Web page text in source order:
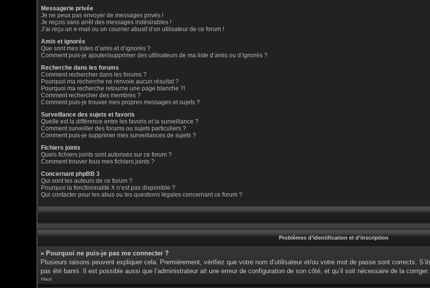
Messagerie privée
Je ne peux pas envoyer de messages privés !
Je reçois sans arrêt des messages indésirables !
J’ai reçu un e-mail ou un courrier abusif d’un utilisateur de ce forum !
Amis et ignorés
Que sont mes listes d’amis et d’ignorés ?
Comment puis-je ajouter/supprimer des utilisateurs de ma liste d’amis ou d’ignorés ?
Recherche dans les forums
Comment rechercher dans les forums ?
Pourquoi ma recherche ne renvoie aucun résultat ?
Pourquoi ma recherche retourne une page blanche ?!
Comment rechercher des membres ?
Comment puis-je trouver mes propres messages et sujets ?
Surveillance des sujets et favoris
Quelle est la différence entre les favoris et la surveillance ?
Comment surveiller des forums ou sujets particuliers ?
Comment puis-je supprimer mes surveillances de sujets ?
Fichiers joints
Quels fichiers joints sont autorisés sur ce forum ?
Comment trouver tous mes fichiers joints ?
Concernant phpBB 3
Qui sont les auteurs de ce forum ?
Pourquoi la fonctionnalité X n’est pas disponible ?
Qui contacter pour les abus ou les questions légales concernant ce forum ?
Problèmes d’identification et d’inscription
» Pourquoi ne puis-je pas me connecter ?
Plusieurs raisons peuvent expliquer cela. Premièrement, vérifiez que votre nom d’utilisateur et/ou votre mot de passe sont corrects.
pas été banni. Il est possible aussi que l’administrateur ait une erreur de configuration de son côté, et qu’il soit nécessaire de la corriger.
Haut